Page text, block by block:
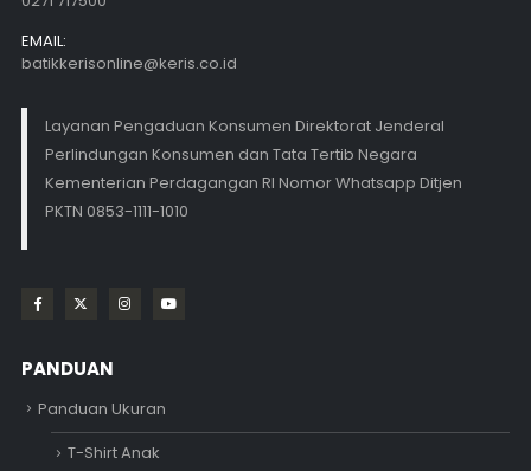
EMAIL:
batikkerisonline@keris.co.id
Layanan Pengaduan Konsumen Direktorat Jenderal
Perlindungan Konsumen dan Tata Tertib Negara
Kementerian Perdagangan RI Nomor Whatsapp Ditjen
PKTN 0853-1111-1010
PANDUAN
Panduan Ukuran
T-Shirt Anak